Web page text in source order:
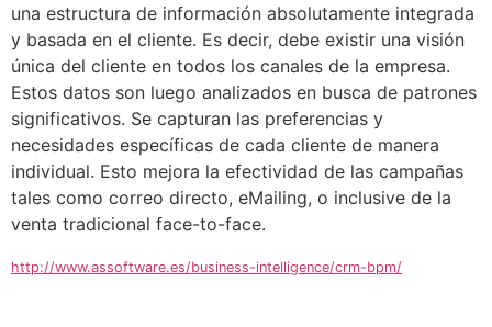
una estructura de información absolutamente integrada
y basada en el cliente. Es decir, debe existir una visión
única del cliente en todos los canales de la empresa.
Estos datos son luego analizados en busca de patrones
significativos. Se capturan las preferencias y
necesidades específicas de cada cliente de manera
individual. Esto mejora la efectividad de las campañas
tales como correo directo, eMailing, o inclusive de la
venta tradicional face-to-face.
http://www.assoftware.es/business-intelligence/crm-bpm/